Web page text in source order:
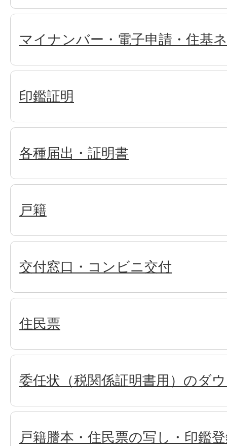
マイナンバー・電子申請・住基
印鑑証明
各種届出・証明書
戸籍
交付窓口・コンビニ交付
住民票
委任状（税関係証明書用）のダ
戸籍謄本・住民票の写し・印鑑